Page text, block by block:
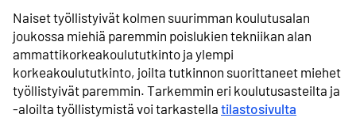
Naiset työllistyivät kolmen suurimman koulutusalan
joukossa miehiä paremmin poislukien tekniikan alan
ammattikorkeakoulututkinto ja ylempi
korkeakoulututkinto, joilta tutkinnon suorittaneet miehet
työllistyivät paremmin. Tarkemmin eri koulutusasteilta ja
-aloilta työllistymistä voi tarkastella tilastosivulta